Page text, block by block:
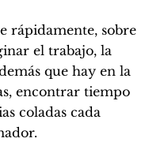
rápidamente, sobre
el trabajo, la
que hay en la
encontrar tiempo
coladas cada